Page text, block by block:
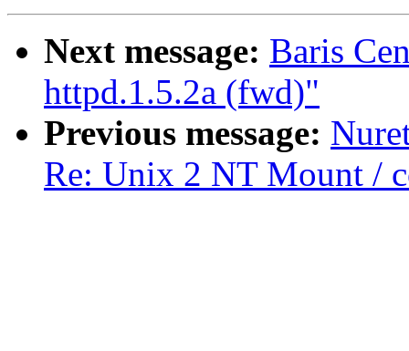
Next message: Baris
httpd.1.5.2a (fwd)"
Previous message:
Re: Unix 2 NT Mount /